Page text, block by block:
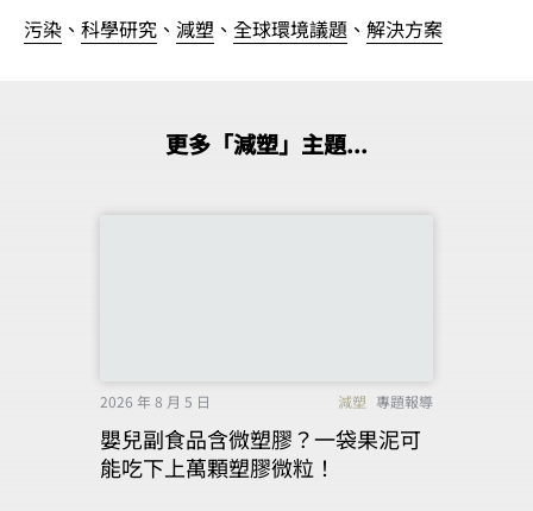
污染 、 科學研究 、 減塑 、 全球環境議題 、 解決方案
更多「減塑」主題...
2026 年 8 月 5 日 減塑 專題報導
嬰兒副食品含微塑膠？一袋果泥可
能吃下上萬顆塑膠微粒！